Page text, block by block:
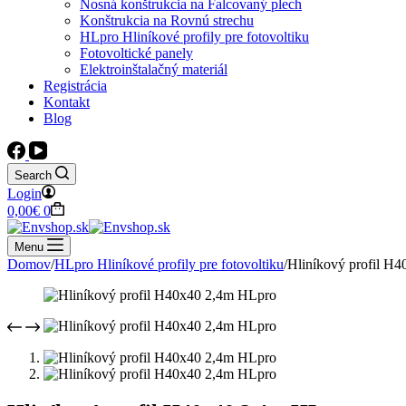
Nosná konštrukcia na Falcovaný plech
Konštrukcia na Rovnú strechu
HLpro Hliníkové profily pre fotovoltiku
Fotovoltické panely
Elektroinštalačný materiál
Registrácia
Kontakt
Blog
Search
Login
Shopping
cart
0,00€ 0
Menu
Domov/HLpro Hliníkové profily pre fotovoltiku/Hliníkový profil